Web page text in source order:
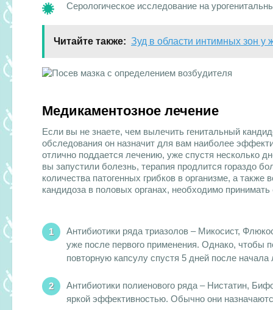
Серологическое исследование на
Читайте также: Зуд в области интимных зон
Медикаментозное лечение
Если вы не знаете, чем вылечить генитальный
обследования он назначит для вам наиболее
отлично поддается лечению, уже спустя несколько
вы запустили болезнь, терапия продлится гораздо
количества патогенных грибков в организме, а
кандидоза в половых органах, необходимо
Антибиотики ряда триазолов – Микосист,
уже после первого применения. Однако, чтобы
повторную капсулу спустя 5 дней после начала
Антибиотики полиенового ряда – Нистатин,
яркой эффективностью. Обычно они